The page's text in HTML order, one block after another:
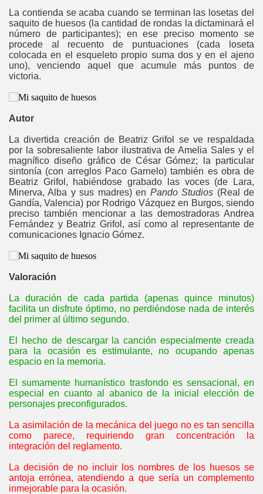
La contienda se acaba cuando se terminan las losetas del
saquito de huesos (la cantidad de rondas la dictaminará el
número de participantes); en ese preciso momento se
procede al recuento de puntuaciones (cada loseta
colocada en el esqueleto propio suma dos y en el ajeno
uno), venciendo aquel que acumule más puntos de
victoria.
Autor
La divertida creación de Beatriz Grifol se ve respaldada
por la sobresaliente labor ilustrativa de Amelia Sales y el
magnífico diseño gráfico de César Gómez; la particular
sintonía (con arreglos Paco Garnelo) también es obra de
Beatriz Grifol, habiéndose grabado las voces (de Lara,
Minerva, Alba y sus madres) en Pando Studios (Real de
Gandía, Valencia) por Rodrigo Vázquez en Burgos, siendo
preciso también mencionar a las demostradoras Andrea
Fernández y Beatriz Grifol, así como al representante de
comunicaciones Ignacio Gómez.
Valoración
La duración de cada partida (apenas quince minutos)
facilita un disfrute óptimo, no perdiéndose nada de interés
del primer al último segundo.
El hecho de descargar la canción especialmente creada
para la ocasión es estimulante, no ocupando apenas
espacio en la memoria.
El sumamente humanístico trasfondo es sensacional, en
especial en cuanto al abanico de la inicial elección de
personajes preconfigurados.
La asimilación de la mecánica del juego no es tan sencilla
como parece, requiriendo gran concentración la
integración del reglamento.
La decisión de no incluir los nombres de los huesos se
antoja errónea, atendiendo a que sería un complemento
inmejorable para la ocasión.
box